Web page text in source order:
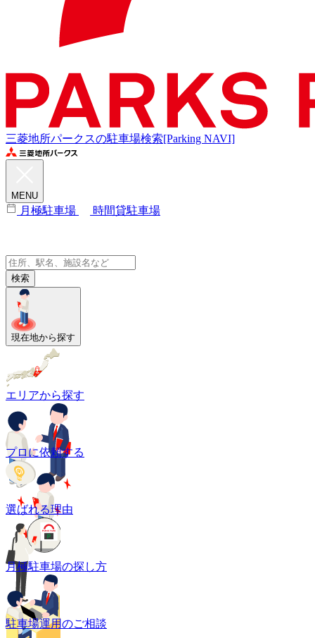
三菱地所パークスの駐車場検索[Parking NAVI]
MENU
月極駐車場 時間貸駐車場
検索
現在地から探す
エリアから探す
プロに依頼する
選ばれる理由
月極駐車場の探し方
駐車場運用のご相談